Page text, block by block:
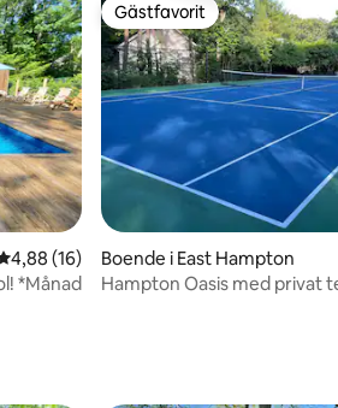
av 5 i genomsnittligt betyg, 16
4,88 (16)
*Månad
Gästfavorit
Gästfavorit
Boende i East Hampton
Hampton Oasis med privat